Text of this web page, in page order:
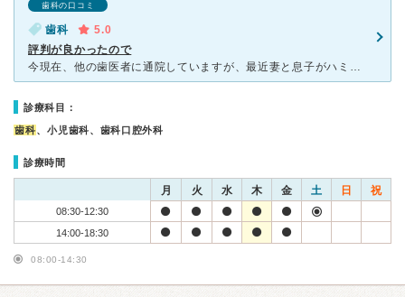
歯科の口コミ
歯科
5.0
評判が良かったので
今現在、他の歯医者に通院していますが、最近妻と息子がハミング歯科さんに切り替え、とても良い評判をききましたので、私も本日初診をしてもらいました。建物自体はさほど大きくはないですが、医療設備が充実してい
診療科目：
歯科、小児歯科、歯科口腔外科
診療時間
月 火 水 木 金 土 日 祝
08:30-12:30
14:00-18:30
08:00-14:30